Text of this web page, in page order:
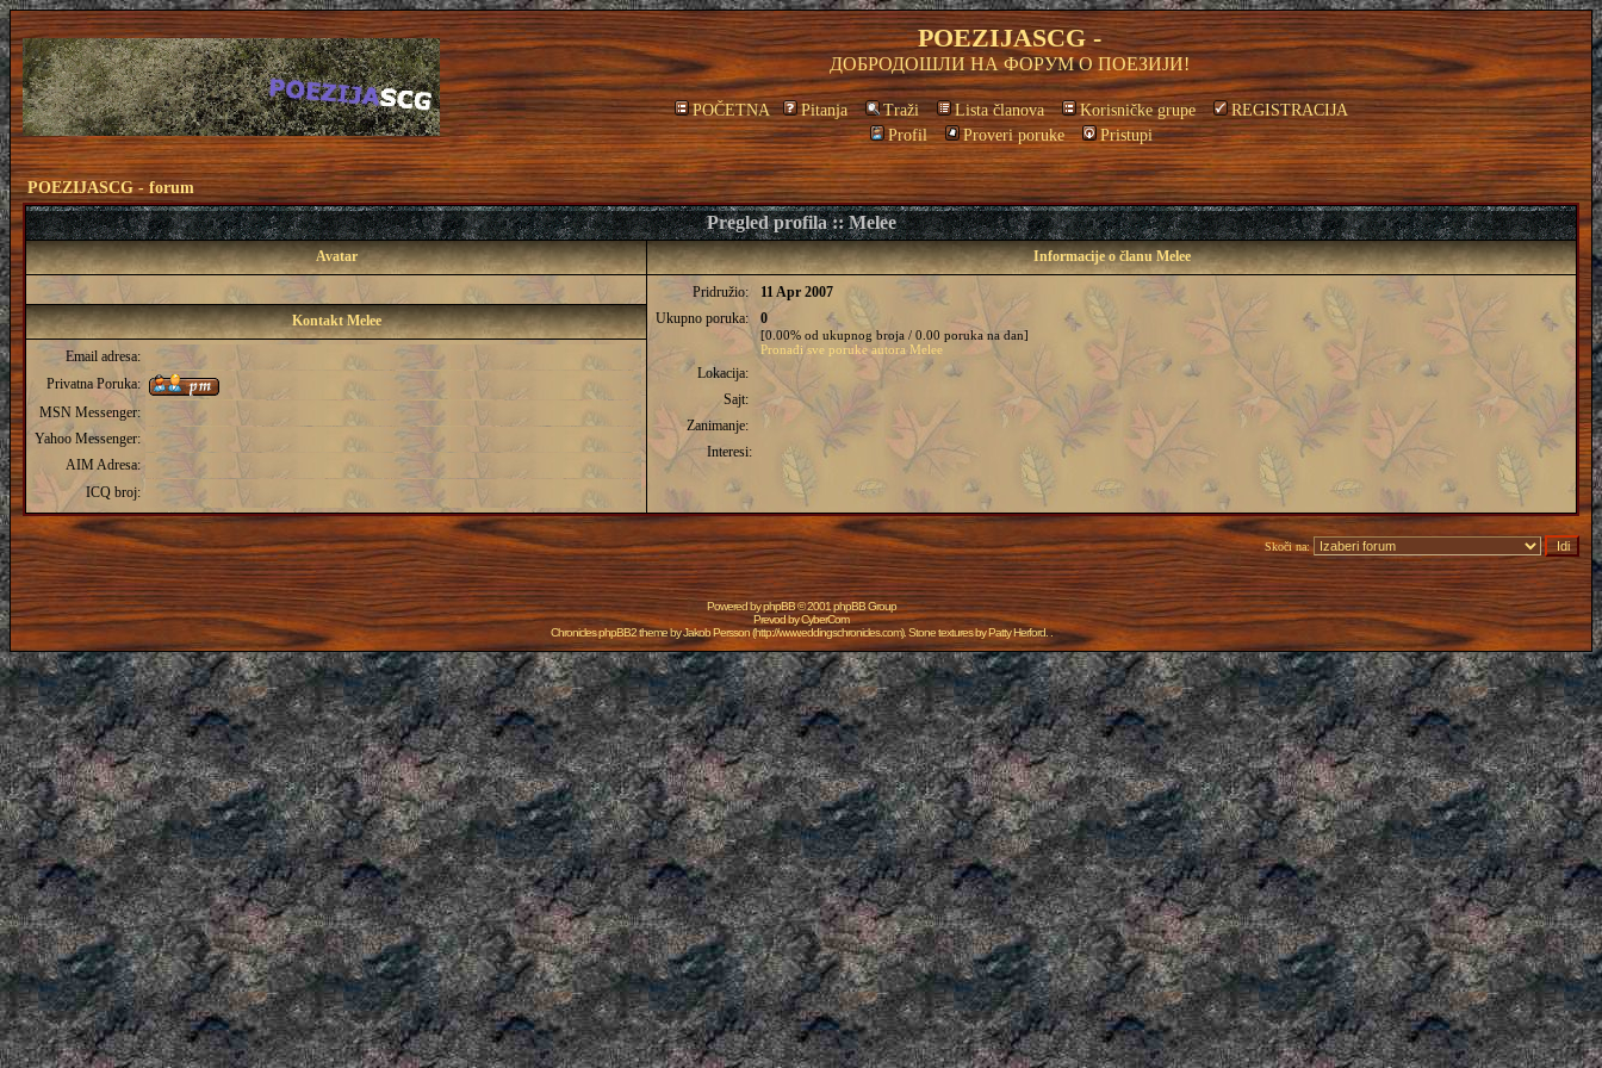
POEZIJASCG -
ДОБРОДОШЛИ НА ФОРУМ О ПОЕЗИЈИ!
POČETNA Pitanja Traži Lista članova Korisničke grupe
REGISTRACIJA
Profil
Proveri poruke Pristupi
POEZIJASCG - forum
Pregled profila :: Melee
Avatar Informacije o članu Melee
Pridružio:
11 Apr 2007
Ukupno poruka:
0
[0.00% od ukupnog broja / 0.00 poruka na dan]
Pronađi sve poruke autora Melee
Lokacija:
Sajt:
Zanimanje:
Interesi:
Kontakt Melee
Email adresa:
Privatna Poruka:
MSN Messenger:
Yahoo Messenger:
AIM Adresa:
ICQ broj:
Skoči na:
Powered byphpBB© 2001 phpBB Group
Prevod byCyberCom
Chronicles phpBB2 theme byJakob Persson(http://www.eddingschronicles.com). Stone textures byPatty Herford. .